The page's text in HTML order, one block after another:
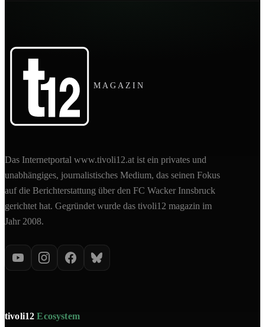
MAGAZIN
Das Internetportal www.tivoli12.at ist ein privates und
unabhängiges, journalistisches Medium, das seinen Fokus
auf die Berichterstattung über den FC Wacker Innsbruck
gerichtet hat. Gegründet wurde das tivoli12 magazin im
Jahr 2008.
tivoli12Ecosystem